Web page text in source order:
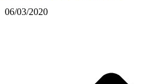
06/03/2020